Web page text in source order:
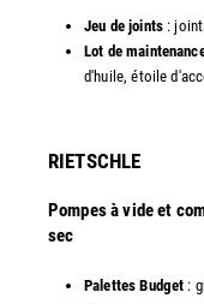
Jeu de joints:
Lot de
d'huile, étoile
RIETSCHLE
Pompes à vide et
sec
Palettes Budget :